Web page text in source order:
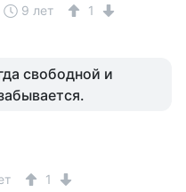
9 лет 1
свободной и
1